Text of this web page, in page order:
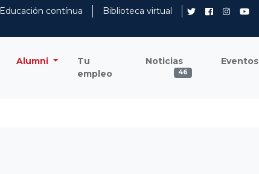
Educación contínua
Biblioteca virtual
Alumni
Tu
empleo
Noticias
46
Eventos